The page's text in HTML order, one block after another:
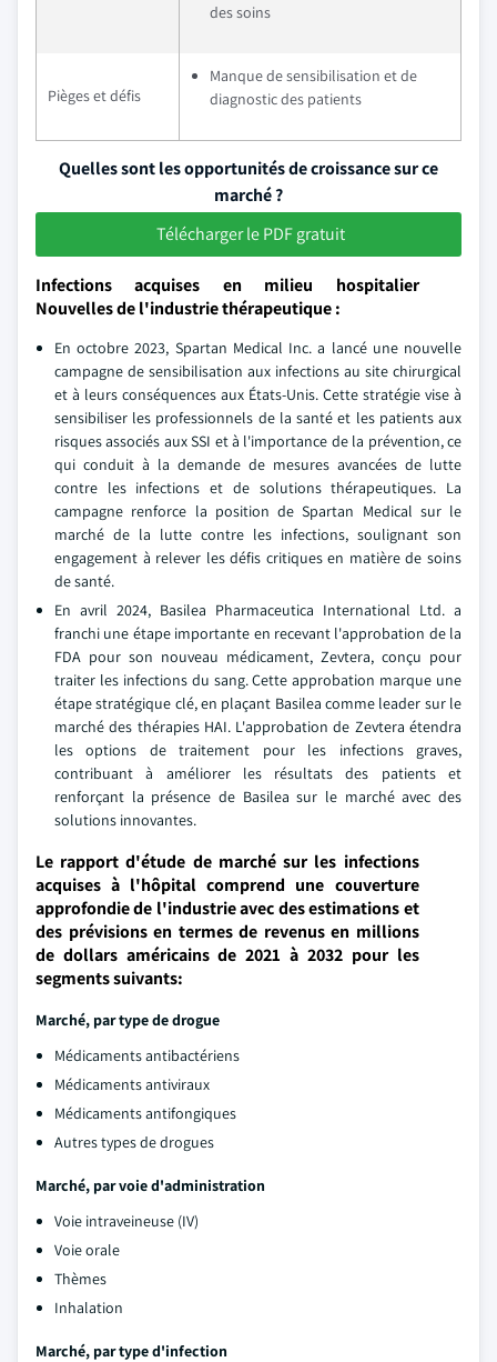
des soins
Pièges et défis
Manque de sensibilisation et de
diagnostic des patients
Quelles sont les opportunités de croissance sur ce
marché ?
Télécharger le PDF gratuit
Infections acquises en milieu hospitalier
Nouvelles de l'industrie thérapeutique :
En octobre 2023, Spartan Medical Inc. a lancé une nouvelle
campagne de sensibilisation aux infections au site chirurgical
et à leurs conséquences aux États-Unis. Cette stratégie vise à
sensibiliser les professionnels de la santé et les patients aux
risques associés aux SSI et à l'importance de la prévention, ce
qui conduit à la demande de mesures avancées de lutte
contre les infections et de solutions thérapeutiques. La
campagne renforce la position de Spartan Medical sur le
marché de la lutte contre les infections, soulignant son
engagement à relever les défis critiques en matière de soins
de santé.
En avril 2024, Basilea Pharmaceutica International Ltd. a
franchi une étape importante en recevant l'approbation de la
FDA pour son nouveau médicament, Zevtera, conçu pour
traiter les infections du sang. Cette approbation marque une
étape stratégique clé, en plaçant Basilea comme leader sur le
marché des thérapies HAI. L'approbation de Zevtera étendra
les options de traitement pour les infections graves,
contribuant à améliorer les résultats des patients et
renforçant la présence de Basilea sur le marché avec des
solutions innovantes.
Le rapport d'étude de marché sur les infections
acquises à l'hôpital comprend une couverture
approfondie de l'industrie avec des estimations et
des prévisions en termes de revenus en millions
de dollars américains de 2021 à 2032 pour les
segments suivants:
Marché, par type de drogue
Médicaments antibactériens
Médicaments antiviraux
Médicaments antifongiques
Autres types de drogues
Marché, par voie d'administration
Voie intraveineuse (IV)
Voie orale
Thèmes
Inhalation
Marché, par type d'infection